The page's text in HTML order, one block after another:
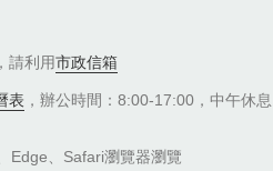
請利用市政信箱
表 ，辦公時間：8:00-17:00，中午休息
Edge、Safari瀏覽器瀏覽